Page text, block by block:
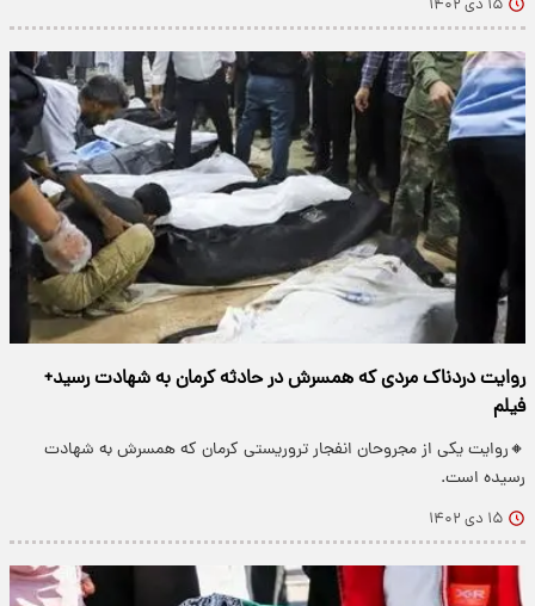
۱۵ دی ۱۴۰۲
روایت دردناک مردی که همسرش در حادثه کرمان به شهادت رسید+
فیلم
🔸روایت یکی از مجروحان انفجار تروریستی کرمان که همسرش به شهادت
رسیده است.
۱۵ دی ۱۴۰۲